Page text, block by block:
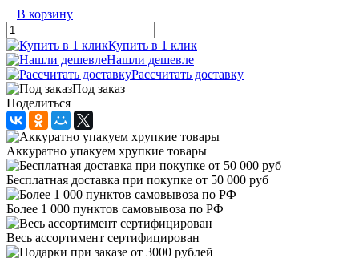
В корзину
Купить в 1 клик
Нашли дешевле
Рассчитать доставку
Под заказ
Поделиться
Аккуратно упакуем хрупкие товары
Бесплатная доставка при покупке от 50 000 руб
Более 1 000 пунктов самовывоза по РФ
Весь ассортимент сертифицирован